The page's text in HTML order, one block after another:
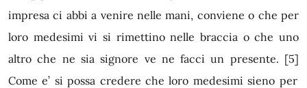
impresa ci abbi a venire nelle mani, conviene o che per
loro medesimi vi si rimettino nelle braccia o che uno
altro che ne sia signore ve ne facci un presente. [5]
Come e’ si possa credere che loro medesimi sieno per